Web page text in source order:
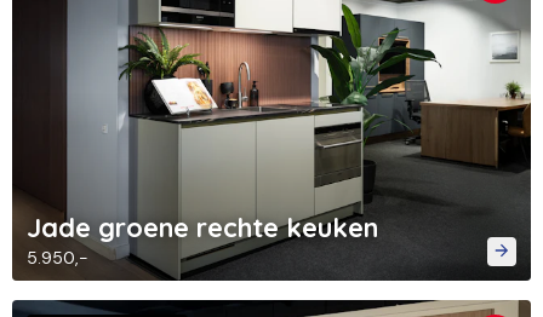
Jade groene rechte keuken
5.950,-